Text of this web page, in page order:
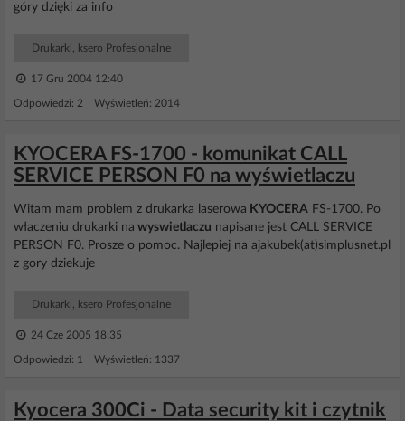
góry dzięki za info
Drukarki, ksero Profesjonalne
17 Gru 2004 12:40
Odpowiedzi: 2 Wyświetleń: 2014
KYOCERA FS-1700 - komunikat CALL
SERVICE PERSON F0 na wyświetlaczu
Witam mam problem z drukarka laserowa KYOCERA FS-1700. Po
właczeniu drukarki na wyswietlaczu napisane jest CALL SERVICE
PERSON F0. Prosze o pomoc. Najlepiej na ajakubek(at)simplusnet.pl
z gory dziekuje
Drukarki, ksero Profesjonalne
24 Cze 2005 18:35
Odpowiedzi: 1 Wyświetleń: 1337
Kyocera 300Ci - Data security kit i czytnik